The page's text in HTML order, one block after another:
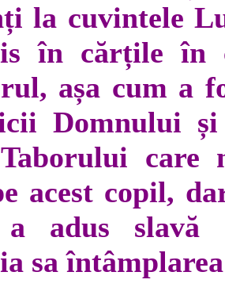
la cuvintele
în cărțile în
așa cum a
Domnului
acest copil,
adus slavă
sa